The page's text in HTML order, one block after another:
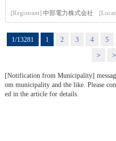
[Registrant] 中部電力株式会社
1/13281 1 2 3 4 5
>
[Notification from Municipality]
om municipality and the like. Please
ed in the article for details.